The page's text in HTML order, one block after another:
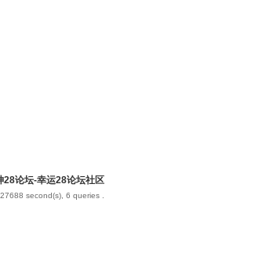
28论坛-幸运28论坛社区
second(s), 6 queries .